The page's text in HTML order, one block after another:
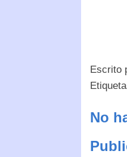
Escrito
No